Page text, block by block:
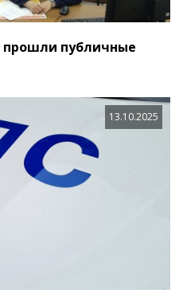
прошли публичные
13.10.2025